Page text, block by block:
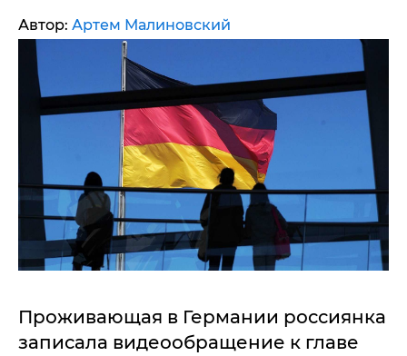
Автор: Артем Малиновский
Проживающая в Германии россиянка
записала видеообращение к главе